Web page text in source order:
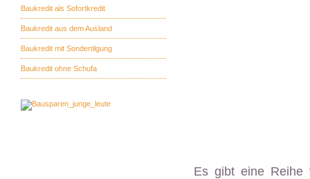
Baukredit als Sofortkredit
Baukredit aus dem Ausland
Baukredit mit Sondertilgung
Baukredit ohne Schufa
Es gibt eine Reihe